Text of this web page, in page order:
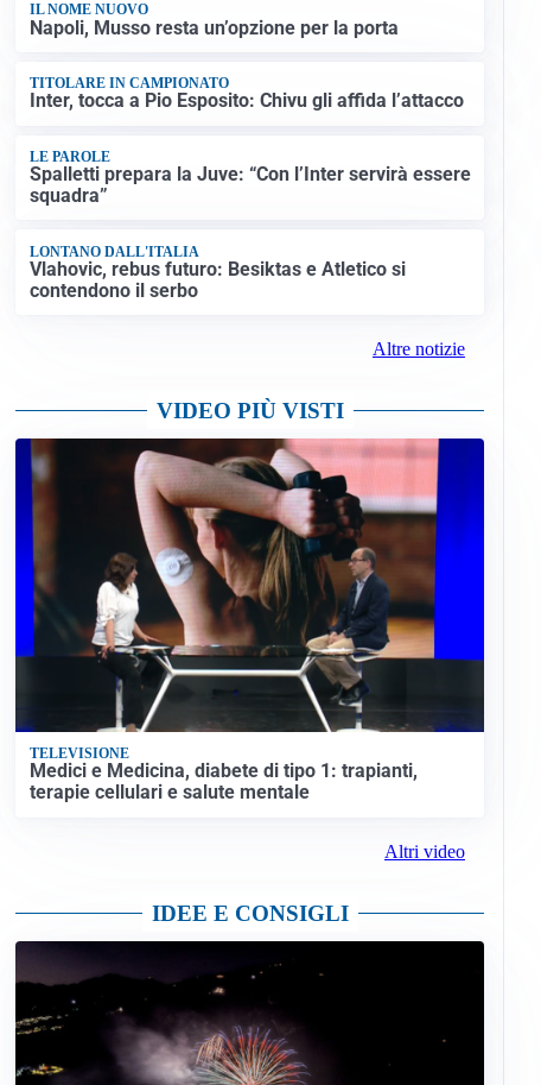
IL NOME NUOVO
Napoli, Musso resta un’opzione per la porta
TITOLARE IN CAMPIONATO
Inter, tocca a Pio Esposito: Chivu gli affida l’attacco
LE PAROLE
Spalletti prepara la Juve: “Con l’Inter servirà essere
squadra”
LONTANO DALL'ITALIA
Vlahovic, rebus futuro: Besiktas e Atletico si
contendono il serbo
Altre notizie
VIDEO PIÙ VISTI
TELEVISIONE
Medici e Medicina, diabete di tipo 1: trapianti,
terapie cellulari e salute mentale
Altri video
IDEE E CONSIGLI